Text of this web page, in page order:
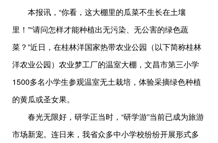
本报讯，“你看，这大棚里的瓜菜不生长在土壤
里！”“请问怎样才能种植出无污染、无公害的绿色蔬
菜？”近日，在桂林洋国家热带农业公园（以下简称桂林
洋农业公园）农业梦工厂的温室大棚，文昌市第三小学
1500多名小学生参观温室无土栽培，体验采摘绿色种植
的黄瓜或圣女果。
春光无限好，研学正当时，“研学游”当前已成为旅游
市场新宠。连日来，我省众多中小学校纷纷开展形式多